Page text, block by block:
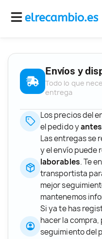
Envíos y
Todo lo que
entrega
Los precios del
el pedido y
Las entregas se
y el envío puede
laborables. Te
transportista
mejor
mantenemos
Si ya te has
hacer la
seguimiento del